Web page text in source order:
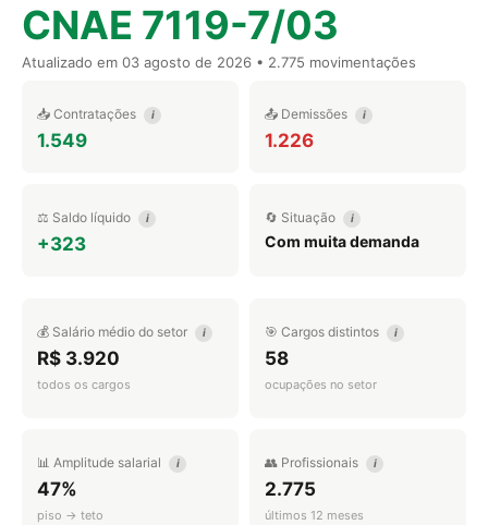
CNAE 7119-7/03
Atualizado em 03 agosto de 2026 • 2.775 movimentações
📥 Contratações i
1.549
📤 Demissões i
1.226
⚖️ Saldo líquido i
+323
🔄 Situação i
Com muita demanda
💰 Salário médio do setor i
R$ 3.920
todos os cargos
🎯 Cargos distintos i
58
ocupações no setor
📊 Amplitude salarial i
47%
piso → teto
👥 Profissionais i
2.775
últimos 12 meses